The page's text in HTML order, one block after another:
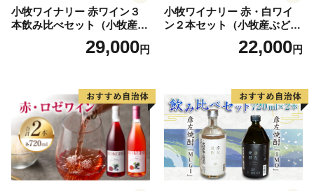
小牧ワイナリー 赤ワイン３
本飲み比べセット（小牧産ぶ
どう100％使用）29,000円
小牧ワイナリー 赤・白ワイ
ン２本セット（小牧産ぶどう
22,000円